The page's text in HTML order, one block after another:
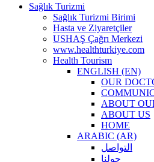
Sağlık Turizmi
Sağlık Turizmi Birimi
Hasta ve Ziyaretçiler
USHAŞ Çağrı Merkezi
www.healthturkiye.com
Health Tourism
ENGLISH (EN)
OUR
ABOUT
ABOUT US
HOME
ARABIC (AR)
التواصل
حولنا